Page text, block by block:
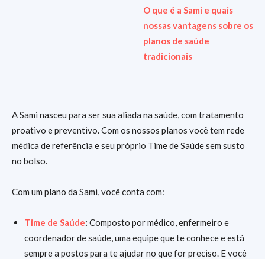
O que é a Sami e quais
nossas vantagens sobre os
planos de saúde
tradicionais
A Sami nasceu para ser sua aliada na saúde, com tratamento
proativo e preventivo. Com os nossos planos você tem rede
médica de referência e seu próprio Time de Saúde sem susto
no bolso.
Com um plano da Sami, você conta com:
Time de Saúde: Composto por médico, enfermeiro e
coordenador de saúde, uma equipe que te conhece e está
sempre a postos para te ajudar no que for preciso. E você